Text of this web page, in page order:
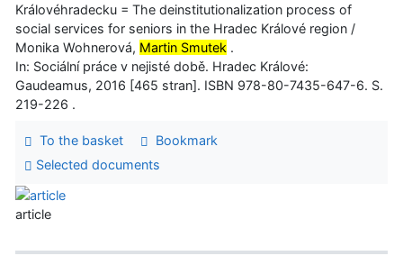
Královéhradecku = The deinstitutionalization process of
social services for seniors in the Hradec Králové region /
Monika Wohnerová, Martin Smutek .
In: Sociální práce v nejisté době. Hradec Králové:
Gaudeamus, 2016 [465 stran]. ISBN 978-80-7435-647-6. S.
219-226 .
To the basket
Bookmark
Selected documents
article